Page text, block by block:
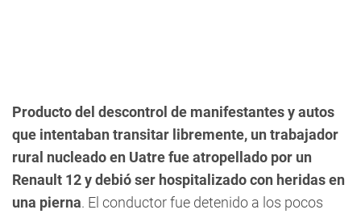
Producto del descontrol de manifestantes y autos
que intentaban transitar libremente, un trabajador
rural nucleado en Uatre fue atropellado por un
Renault 12 y debió ser hospitalizado con heridas en
una pierna. El conductor fue detenido a los pocos